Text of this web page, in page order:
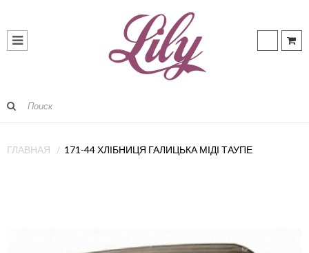
ГЛАВНАЯ 171-44 ХЛІБНИЦЯ ГАЛИЦЬКА МІДІ ТАУПЕ